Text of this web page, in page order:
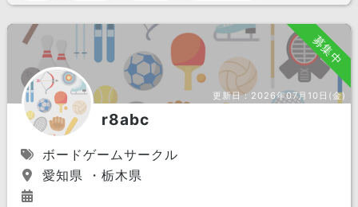
募集中
更新日： 2026年07月10日(金)
r8abc
ボードゲームサークル
愛知県 ・栃木県